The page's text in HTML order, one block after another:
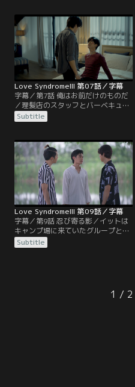
た秘密のゲストを連れてくる。仮面
を取り明らかになったその人物は、
マック。高校時代にイットに好意を
持ってとある裏切りを起こした男だ
った。
Love SyndromeIII 第07話／字幕
字幕／第7話 俺はお前だけのものだ
／理髪店のスタッフとバーベキュー
をするイットとデイ。そこで、数か
月前にイットがデイの過去の相手に
ドが語られる。何があったかわから
ないが、あくる日は仲直りをしてい
たという二人。その夜の出来事と
は？そして、デイは＜お前が俺の恋
人なのを思い出したい＞と言っ
て…。
Subtitle
Love SyndromeIII 第09話／字幕
字幕／第9話 忍び寄る影／イットは
キャンプ場に来ていたグループと知
り合い、一緒に過ごしていた。その
頃、デイはついにフアイメーカミン
ある行動が原因でまたすぐにギクシ
ャクした雰囲気になってしまう。
Subtitle
1